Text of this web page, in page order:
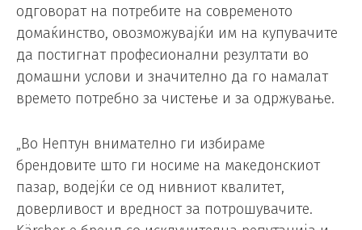
одговорат на потребите на современото
домаќинство, овозможувајќи им на купувачите
да постигнат професионални резултати во
домашни услови и значително да го намалат
времето потребно за чистење и за одржување.
„Во Нептун внимателно ги избираме
брендовите што ги носиме на македонскиот
пазар, водејќи се од нивниот квалитет,
доверливост и вредност за потрошувачите.